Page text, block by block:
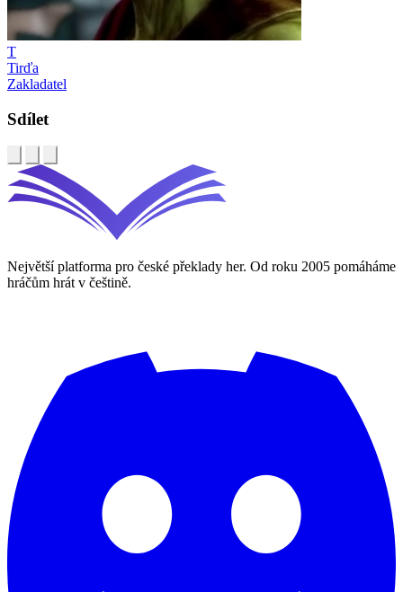
T
Tirďa
Zakladatel
Sdílet
Největší platforma pro české překlady her. Od roku 2005 pomáháme
hráčům hrát v češtině.